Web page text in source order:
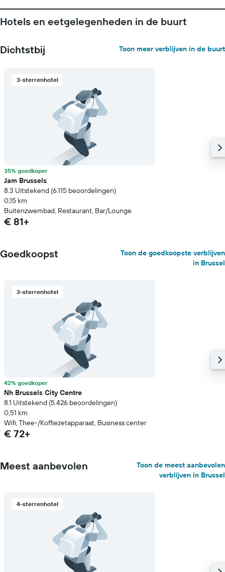
Hotels en eetgelegenheden in de buurt
Dichtstbij Toon meer verblijven in de buurt
3-sterrenhotel
35% goedkoper
Jam Brussels
8.3 Uitstekend (6.115 beoordelingen)
0,15 km
Buitenzwembad, Restaurant, Bar/Lounge
€ 81+
Goedkoopst
Toon de goedkoopste verblijven
in Brussel
3-sterrenhotel
42% goedkoper
Nh Brussels City Centre
8.1 Uitstekend (5.426 beoordelingen)
0,51 km
Wifi, Thee-/Koffiezetapparaat, Business center
€ 72+
Meest aanbevolen
Toon de meest aanbevolen
verblijven in Brussel
4-sterrenhotel